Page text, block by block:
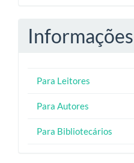
Informações
Para Leitores
Para Autores
Para Bibliotecários